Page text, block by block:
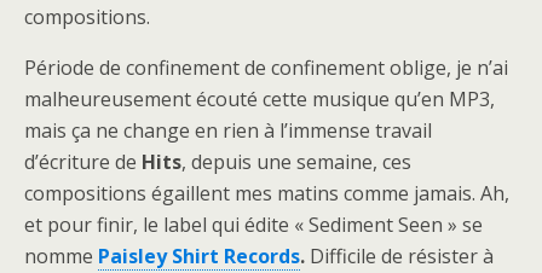
compositions.
Période de confinement de confinement oblige, je n’ai
malheureusement écouté cette musique qu’en MP3,
mais ça ne change en rien à l’immense travail
d’écriture de Hits, depuis une semaine, ces
compositions égaillent mes matins comme jamais. Ah,
et pour finir, le label qui édite « Sediment Seen » se
nomme Paisley Shirt Records. Difficile de résister à